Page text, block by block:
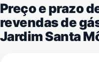
Preço e prazo
revendas de
Jardim Santa